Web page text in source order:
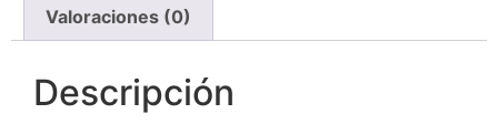
Valoraciones (0)
Descripción